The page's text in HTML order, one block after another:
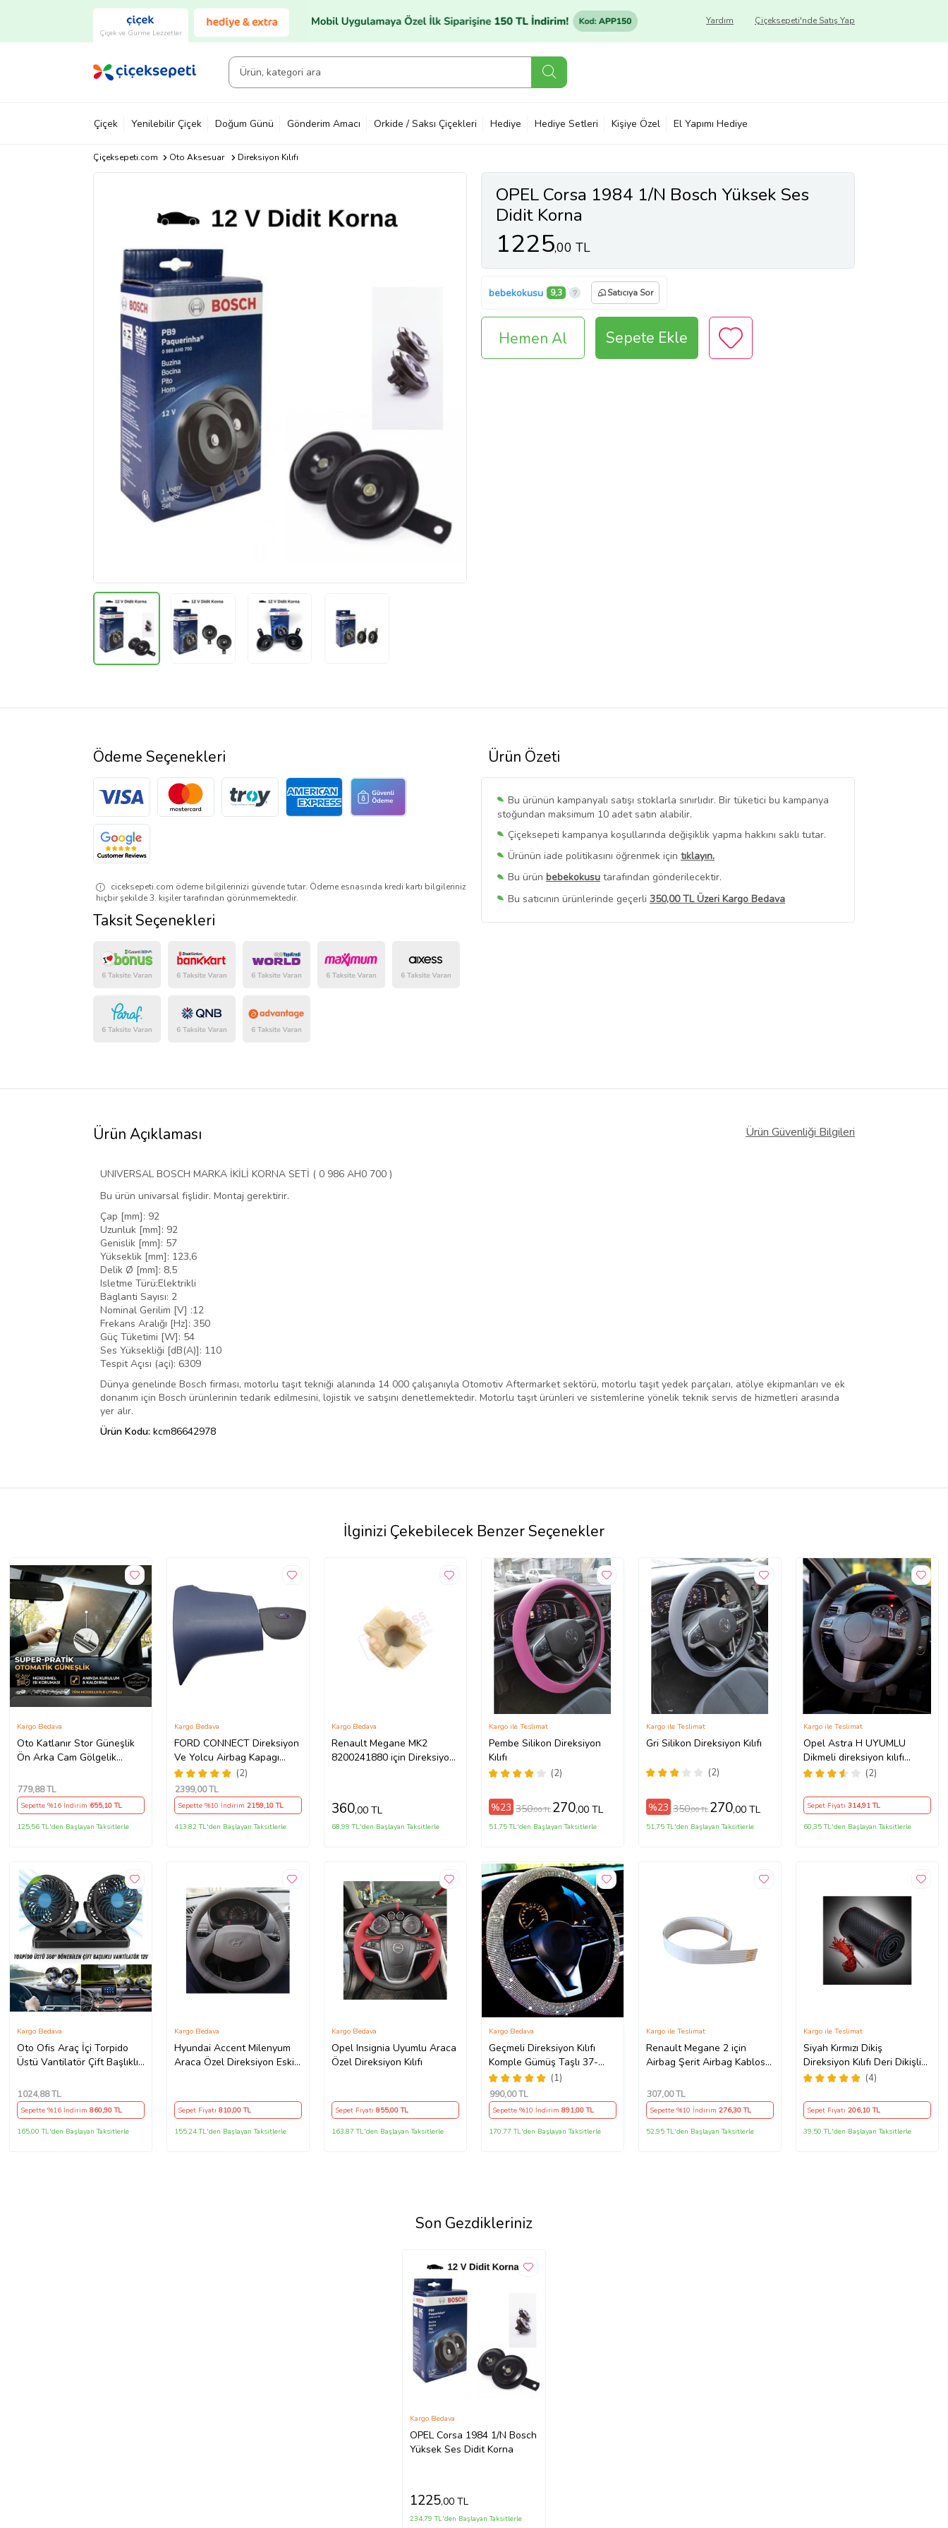
Çiçek ve Gurme Lezzetler
Çiçeksepeti'nde Satış Yap
Yardım
Çiçek Yenilebilir Çiçek Doğum Günü Gönderim Amacı Orkide / Saksı Çiçekleri Hediye Hediye Setleri Kişiye Özel El Yapımı Hediye
Çiçeksepeti.com Oto Aksesuar Direksiyon Kılıfı
OPEL Corsa 1984 1/N Bosch Yüksek Ses
Didit Korna
1225,00 TL
bebekokusu 9,3 Satıcıya Sor
Hemen Al Sepete Ekle
Ürün Özeti
Bu ürünün kampanyalı satışı stoklarla sınırlıdır. Bir tüketici bu kampanya
stoğundan maksimum 10 adet satın alabilir.
Çiçeksepeti kampanya koşullarında değişiklik yapma hakkını saklı tutar.
Ürünün iade politikasını öğrenmek için tıklayın.
Bu ürün bebekokusu tarafından gönderilecektir.
Bu satıcının ürünlerinde geçerli 350,00 TL Üzeri Kargo Bedava
Bu SatıcınınTüm Ürünlerini Görüntüle
Ödeme Seçenekleri
ciceksepeti.com ödeme bilgilerinizi güvende tutar. Ödeme esnasında kredi kartı bilgileriniz
hiçbir şekilde 3. kişiler tarafından görünmemektedir.
Taksit Seçenekleri
Ürün Açıklaması Ürün Güvenliği Bilgileri
UNIVERSAL BOSCH MARKA İKİLİ KORNA SETİ ( 0 986 AH0 700 )
Bu ürün univarsal fişlidir. Montaj gerektirir.
Çap [mm]: 92
Uzunluk [mm]: 92
Genislik [mm]: 57
Yükseklik [mm]: 123,6
Delik Ø [mm]: 8,5
Isletme Türü:Elektrikli
Baglanti Sayısı: 2
Nominal Gerilim [V] :12
Frekans Aralığı [Hz]: 350
Güç Tüketimi [W]: 54
Ses Yüksekliği [dB(A)]: 110
Tespit Açısı (açi): 6309
Dünya genelinde Bosch firması, motorlu taşıt tekniği alanında 14 000 çalışanıyla Otomotiv Aftermarket sektörü, motorlu taşıt yedek parçaları, atölye ekipmanları ve ek
donanım için Bosch ürünlerinin tedarik edilmesini, lojistik ve satışını denetlemektedir. Motorlu taşıt ürünleri ve sistemlerine yönelik teknik servis de hizmetleri arasında
yer alır.
Ürün Kodu: kcm86642978
İlginizi Çekebilecek Benzer Seçenekler
Oto Katlanır Stor Güneşlik
Ön Arka Cam Gölgelik
Güneş Koruyucu Araba Suv
Kargo Bedava
779,88 TL
Sepette %16 İndirim 655,10 TL
125,56 TL'den Başlayan Taksitlerle
FORD CONNECT Direksiyon
Ve Yolcu Airbag Kapagı
Takım (2009-2014) İthal
Üretim
(2)
Kargo Bedava
2399,00 TL
Sepette %10 İndirim 2159,10 TL
413,82 TL'den Başlayan Taksitlerle
Renault Megane MK2
8200241880 için Direksiyon
Kargo Bedava
360,00 TL
68,99 TL'den Başlayan Taksitlerle
Pembe Silikon Direksiyon
Kılıfı
(2)
Kargo ile Teslimat
%23 350,00 TL 270,00 TL
51,75 TL'den Başlayan Taksitlerle
Gri Silikon Direksiyon Kılıfı
(2)
Kargo ile Teslimat
%23 350,00 TL 270,00 TL
51,75 TL'den Başlayan Taksitlerle
Opel Astra H UYUMLU
Dikmeli direksiyon kılıfı
noktalı alkantra gri yüzüklü (
(2)
Kargo ile Teslimat
Sepet Fiyatı314,91 TL
60,35 TL'den Başlayan Taksitlerle
Oto Ofis Araç İçi Torpido
Üstü Vantilatör Çift Başlıklı
360° Dönebilen 12V
Kargo Bedava
1024,88 TL
Sepette %16 İndirim 860,90 TL
165,00 TL'den Başlayan Taksitlerle
Hyundai Accent Milenyum
Araca Özel Direksiyon Eski
Kargo Bedava
Sepet Fiyatı 810,00 TL
155,24 TL'den Başlayan Taksitlerle
Opel Insignia Uyumlu Araca
Özel Direksiyon Kılıfı
Kargo Bedava
Sepet Fiyatı 855,00 TL
163,87 TL'den Başlayan Taksitlerle
Geçmeli Direksiyon Kılıfı
Komple Gümüş Taşlı 37-
38Cm
(1)
Kargo Bedava
990,00 TL
Sepette %10 İndirim 891,00 TL
170,77 TL'den Başlayan Taksitlerle
Renault Megane 2 için
Airbag Şerit Airbag Kablosu
Kargo ile Teslimat
307,00 TL
Sepette %10 İndirim276,30 TL
52,95 TL'den Başlayan Taksitlerle
Siyah Kırmızı Dikiş
Direksiyon Kılıfı Deri Dikişli
Direksiyon Kılıf Kokusuz Kılıf
(4)
Kargo ile Teslimat
Sepet Fiyatı206,10 TL
39,50 TL'den Başlayan Taksitlerle
Son Gezdikleriniz
OPEL Corsa 1984 1/N Bosch
Yüksek Ses Didit Korna
Kargo Bedava
1225,00 TL
234,79 TL'den Başlayan Taksitlerle